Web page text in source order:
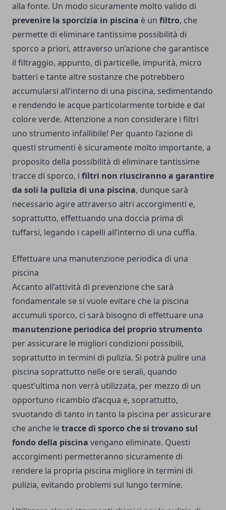
alla fonte. Un modo sicuramente molto valido di
prevenire la sporcizia in piscina è un filtro, che
permette di eliminare tantissime possibilità di
sporco a priori, attraverso un’azione che garantisce
il filtraggio, appunto, di particelle, impurità, micro
batteri e tante altre sostanze che potrebbero
accumularsi all’interno di una piscina, sedimentando
e rendendo le acque particolarmente torbide e dal
colore verde. Attenzione a non considerare i filtri
uno strumento infallibile! Per quanto l’azione di
questi strumenti è sicuramente molto importante, a
proposito della possibilità di eliminare tantissime
tracce di sporco, i filtri non riusciranno a garantire
da soli la pulizia di una piscina, dunque sarà
necessario agire attraverso altri accorgimenti e,
soprattutto, effettuando una doccia prima di
tuffarsi, legando i capelli all’interno di una cuffia.
Effettuare una manutenzione periodica di una
piscina
Accanto all’attività di prevenzione che sarà
fondamentale se si vuole evitare che la piscina
accumuli sporco, ci sarà bisogno di effettuare una
manutenzione periodica del proprio strumento
per assicurare le migliori condizioni possibili,
soprattutto in termini di pulizia. Si potrà pulire una
piscina soprattutto nelle ore serali, quando
quest’ultima non verrà utilizzata, per mezzo di un
opportuno ricambio d’acqua e, soprattutto,
svuotando di tanto in tanto la piscina per assicurare
che anche letracce di sporco che si trovano sul
fondo della piscina vengano eliminate. Questi
accorgimenti permetteranno sicuramente di
rendere la propria piscina migliore in termini di
pulizia, evitando problemi sul lungo termine.